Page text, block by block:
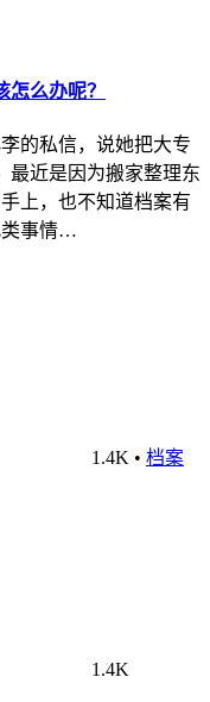
么办呢？
的私信，说她把大专
最近是因为搬家整理东
上，也不知道档案有
类事情…
1.4K • 档案
1.4K